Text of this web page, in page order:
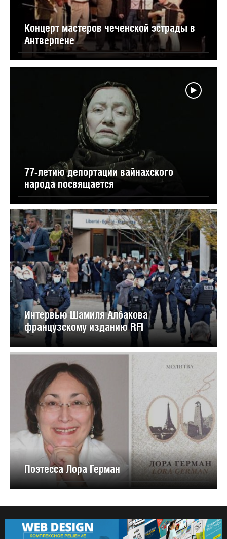
Концерт мастеров чеченской эстрады в
Антверпене
77-летию депортации вайнахского
народа посвящается
Интервью Шамиля Албакова
французскому изданию RFI
Поэтесса Лора Герман